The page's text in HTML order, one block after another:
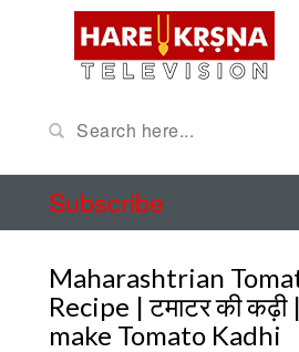
Subscribe
Maharashtrian
Recipe | टमाटर की
make Tomato Kadhi